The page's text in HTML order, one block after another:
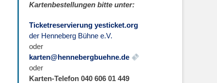
Kartenbestellungen bitte unter:
Ticketreservierung yesticket.org
der Henneberg Bühne e.V.
oder
karten@hennebergbuehne.de
oder
Karten-Telefon 040 606 01 449